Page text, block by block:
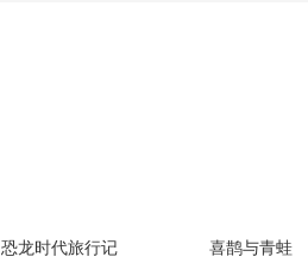
恐龙时代旅行记 喜鹊与青蛙